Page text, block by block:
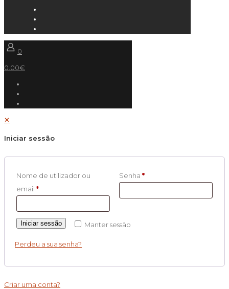
0
0.00€
✕
Iniciar sessão
Nome de utilizador ou
email *
Senha *
Manter sessão
Iniciar sessão
Perdeu a sua senha?
Criar uma conta?